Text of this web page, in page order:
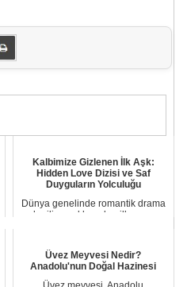
Kalbimize Gizlenen İlk Aşk:
Hidden Love Dizisi ve Saf
Duyguların Yolculuğu
Dünya genelinde romantik drama
denilince akla gelen ilk yapı...
Üvez Meyvesi Nedir?
Anadolu'nun Doğal Hazinesi